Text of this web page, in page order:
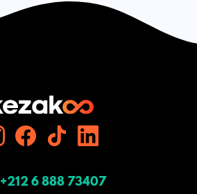
+212 6 888 73407